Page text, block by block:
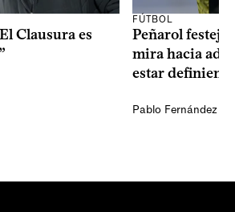
Clausura es
FÚTBOL
Peñarol
mira hacia
estar
Pablo Fernández